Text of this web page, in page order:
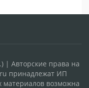
| Авторские права на
принадлежат ИП
возможна